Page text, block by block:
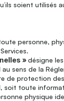
soient utilisés
personne,
» désigne
sens de la
de protection
soit toute
physique